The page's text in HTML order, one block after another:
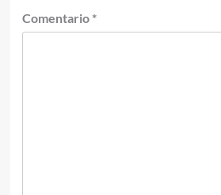
Comentario *